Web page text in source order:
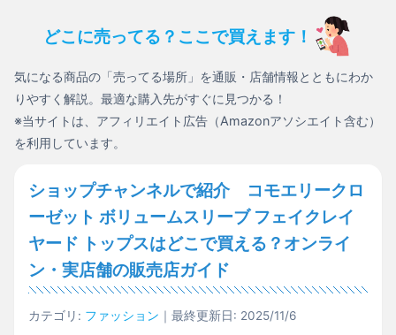
どこに売ってる？ここで買えます！
気になる商品の「売ってる場所」を通販・店舗情報とともにわか
りやすく解説。最適な購入先がすぐに見つかる！
※当サイトは、アフィリエイト広告（Amazonアソシエイト含む）
を利用しています。
ショップチャンネルで紹介 コモエリークロ
ーゼット ボリュームスリーブ フェイクレイ
ヤード トップスはどこで買える？オンライ
ン・実店舗の販売店ガイド
カテゴリ: ファッション ｜最終更新日: 2025/11/6